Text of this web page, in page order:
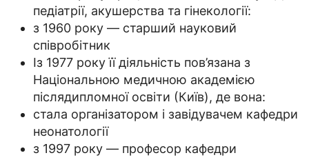
педіатрії, акушерства та гінекології:
з 1960 року — старший науковий
співробітник
Із 1977 року її діяльність пов’язана з
Національною медичною академією
післядипломної освіти (Київ), де вона:
стала організатором і завідувачем кафедри
неонатології
з 1997 року — професор кафедри